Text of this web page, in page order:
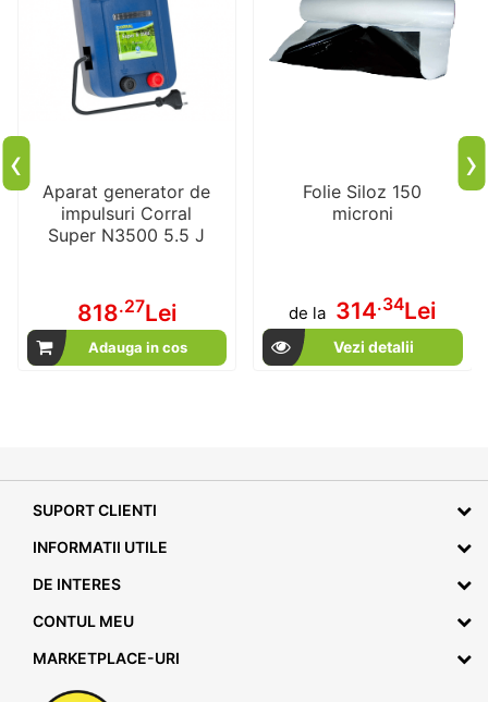
Aparat generator de
impulsuri Corral
Super N3500 5.5 J
818.27Lei
Adauga in cos
Folie Siloz 150
microni
de la 314.34Lei
Vezi detalii
‹ ›
SUPORT CLIENTI
INFORMATII UTILE
DE INTERES
CONTUL MEU
MARKETPLACE-URI